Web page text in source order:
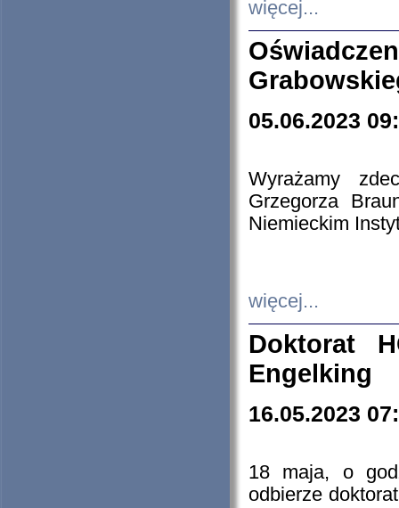
więcej...
05.06.2023
Wyrażamy
Grzegorza
Niemieckim
więcej...
Doktorat
Engelking
16.05.2023
18 maja, o
odbierze